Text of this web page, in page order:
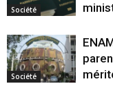
Société
Société